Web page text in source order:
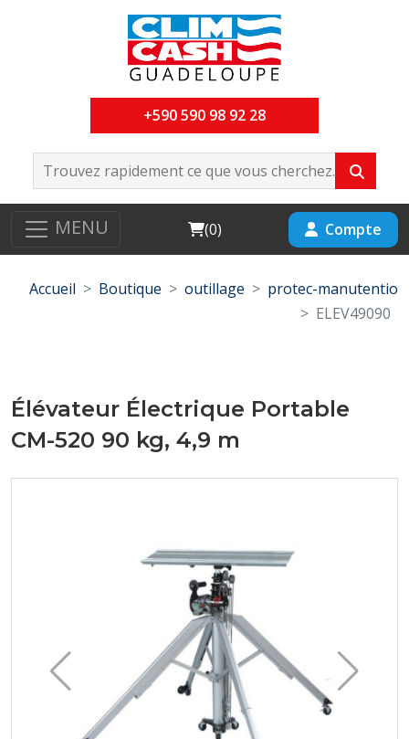
+590 590 98 92 28
MENU Cart
(0) Compte
Accueil Boutique outillage
protec-manutentio
ELEV49090
Élévateur Électrique Portable
CM-520 90 kg, 4,9 m